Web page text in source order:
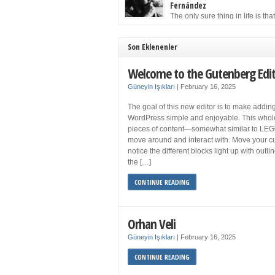
to solution may well be to get more sleep but
you get your 8 hours a night and still feel
Fernández
The only sure thing in life is that
sooner rather than later the leader of the
Revolution would succumb to that most strict
ways by the […]
Son Eklenenler
Welcome to the Gutenberg
Güneyin Işıkları February 16, 2025
The goal of this new editor is to make
WordPress simple and enjoyable. This
pieces of content—somewhat similar to
move around and interact with. Move your
notice the different blocks light up with
the […]
CONTINUE READING
Orhan Veli
Güneyin Işıkları February 16, 2025
CONTINUE READING